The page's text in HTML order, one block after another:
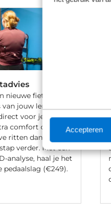
Accepteren
nieuwe fiets stellen
jouw lengte en
voor je af. Wil
comfort of fiets je
ritten dan gaat de
verder. Met een
analyse, haal je het
pedaalslag (€249).